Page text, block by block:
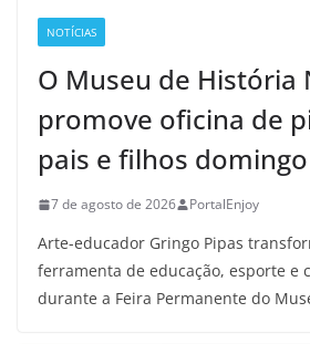
NOTÍCIAS
O Museu de História
promove oficina de
pais e filhos domingo
7 de agosto de 2026 PortalEnjoy
Arte-educador Gringo Pipas
ferramenta de educação, esporte e
durante a Feira Permanente do